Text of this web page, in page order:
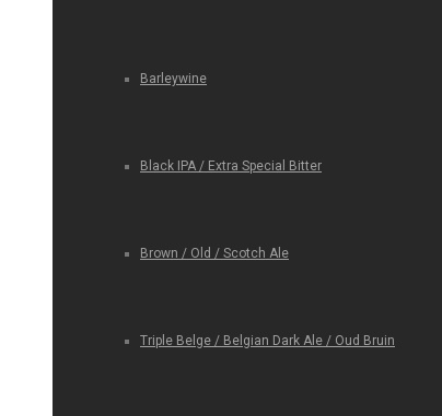
Barleywine
Black IPA / Extra Special Bitter
Brown / Old / Scotch Ale
Triple Belge / Belgian Dark Ale / Oud Bruin